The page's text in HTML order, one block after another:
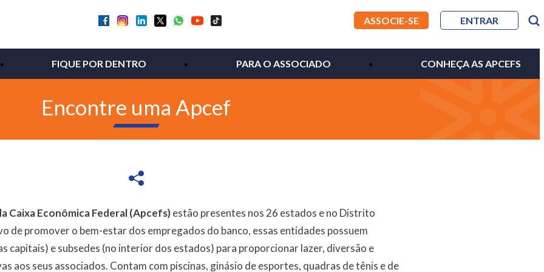
ASSOCIE-SE ENTRAR
FIQUE POR DENTRO PARA O ASSOCIADO CONHEÇA AS APCEFS
Encontre uma Apcef
Caixa Econômica Federal (Apcefs)estão presentes nos 26 estados e no Distrito
de promover o bem-estar dos empregados do banco, essas entidades possuem
capitais) e subsedes (no interior dos estados) para proporcionar lazer, diversão e
aos seus associados. Contam com piscinas, ginásio de esportes, quadras de tênis e de